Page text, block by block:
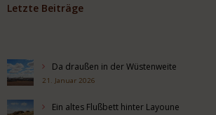
Letzte Beiträge
Da draußen in der Wüstenweite
21. Januar 2026
Ein altes Flußbett hinter Layoune